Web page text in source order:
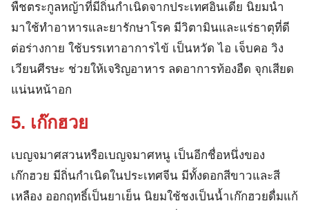
พืชตระกูลหญ้าที่มีถิ่นกำเนิดจากประเทศอินเดีย นิยมนำ
มาใช้ทำอาหารและยารักษาโรค มีวิตามินและแร่ธาตุที่ดี
ต่อร่างกาย ใช้บรรเทาอาการไข้ เป็นหวัด ไอ เจ็บคอ วิง
เวียนศีรษะ ช่วยให้เจริญอาหาร ลดอาการท้องอืด จุกเสียด
แน่นหน้าอก
5. เก๊กฮวย
เบญจมาศสวนหรือเบญจมาศหนู เป็นอีกชื่อหนึ่งของ
เก๊กฮวย มีถิ่นกำเนิดในประเทศจีน มีทั้งดอกสีขาวและสี
เหลือง ออกฤทธิ์เป็นยาเย็น นิยมใช้ชงเป็นน้ำเก๊กฮวยดื่มแก้